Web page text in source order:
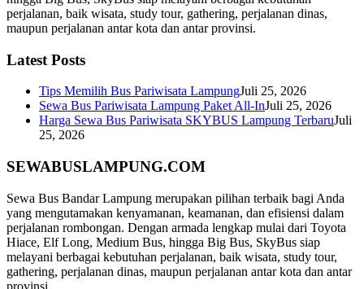
perjalanan, baik wisata, study tour, gathering, perjalanan dinas,
maupun perjalanan antar kota dan antar provinsi.
Latest Posts
Tips Memilih Bus Pariwisata LampungJuli 25, 2026
Sewa Bus Pariwisata Lampung Paket All-InJuli 25, 2026
Harga Sewa Bus Pariwisata SKYBUS Lampung TerbaruJuli
25, 2026
SEWABUSLAMPUNG.COM
Sewa Bus Bandar Lampung merupakan pilihan terbaik bagi Anda
yang mengutamakan kenyamanan, keamanan, dan efisiensi dalam
perjalanan rombongan. Dengan armada lengkap mulai dari Toyota
Hiace, Elf Long, Medium Bus, hingga Big Bus, SkyBus siap
melayani berbagai kebutuhan perjalanan, baik wisata, study tour,
gathering, perjalanan dinas, maupun perjalanan antar kota dan antar
provinsi.